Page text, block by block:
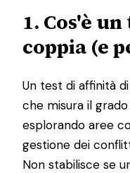
1. Cos'è
coppia (e
Un test di affinità
che misura il
esplorando aree
gestione dei
Non stabilisce se